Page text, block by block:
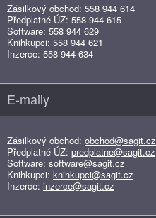
Zásilkový obchod: 558 944 614
Předplatné ÚZ: 558 944 615
Software: 558 944 629
Knihkupci: 558 944 621
Inzerce: 558 944 634
E-maily
Zásilkový obchod: obchod@sagit.cz
Předplatné ÚZ: predplatne@sagit.cz
Software: software@sagit.cz
Knihkupci: knihkupci@sagit.cz
Inzerce: inzerce@sagit.cz